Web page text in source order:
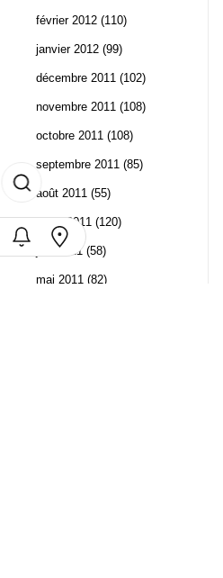
février 2012 (110)
janvier 2012 (99)
décembre 2011 (102)
novembre 2011 (108)
octobre 2011 (108)
septembre 2011 (85)
août 2011 (55)
juillet 2011 (120)
juin 2011(58)
mai 2011 (82)